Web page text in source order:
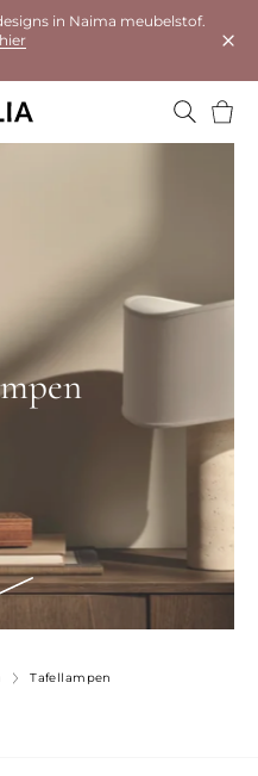
in Naima meubelstof.
Tafellampen